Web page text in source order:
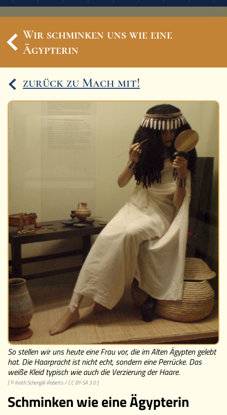
Ereignisse
Lucys Wissensbox
Videos
Memospiel
Mach mit!
Buchtipps
Schulmaterialien
Museen
Wir schminken uns wie eine
Ägypterin
zurück zu Mach mit!
So stellen wir uns heute eine Frau vor, die im Alten Ägypten gelebt
hat. Die Haarpracht ist nicht echt, sondern eine Perrücke. Das
weiße Kleid typisch wie auch die Verzierung der Haare.
[ © Keith Schengili-Roberts /CC BY-SA 3.0]
Schminken wie eine Ägypterin